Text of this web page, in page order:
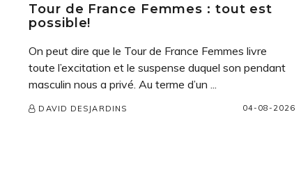
Tour de France Femmes : tout est
possible!
On peut dire que le Tour de France Femmes livre
toute l’excitation et le suspense duquel son pendant
masculin nous a privé. Au terme d’un ...
DAVID DESJARDINS 04-08-2026